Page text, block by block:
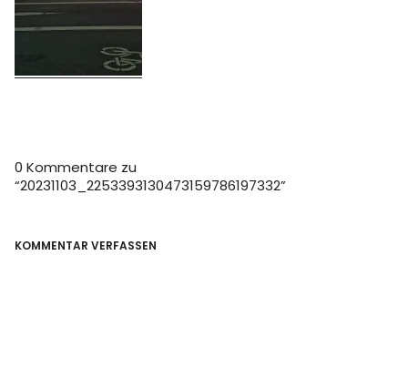
Über mich
0 Kommentare zu
“20231103_2253393130473159786197332”
KOMMENTAR VERFASSEN